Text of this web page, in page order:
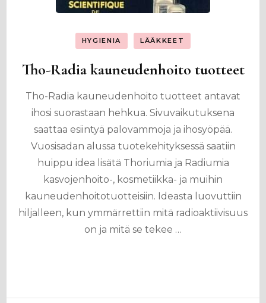
HYGIENIA LÄÄKKEET
Tho-Radia kauneudenhoito tuotteet
Tho-Radia kauneudenhoito tuotteet antavat
ihosi suorastaan hehkua. Sivuvaikutuksena
saattaa esiintyä palovammoja ja ihosyöpää.
Vuosisadan alussa tuotekehityksessä saatiin
huippu idea lisätä Thoriumia ja Radiumia
kasvojenhoito-, kosmetiikka- ja muihin
kauneudenhoitotuotteisiin. Ideasta luovuttiin
hiljalleen, kun ymmärrettiin mitä radioaktiivisuus
on ja mitä se tekee …